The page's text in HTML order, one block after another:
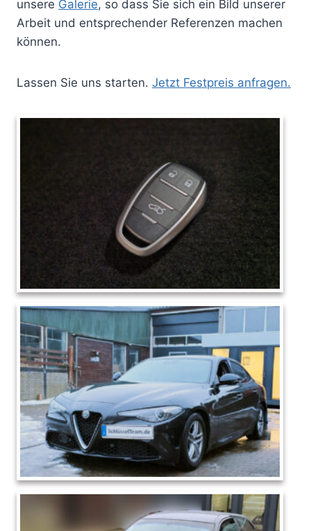
unsere Galerie, so dass Sie sich ein Bild unserer
Arbeit und entsprechender Referenzen machen
können.
Lassen Sie uns starten. Jetzt Festpreis anfragen.